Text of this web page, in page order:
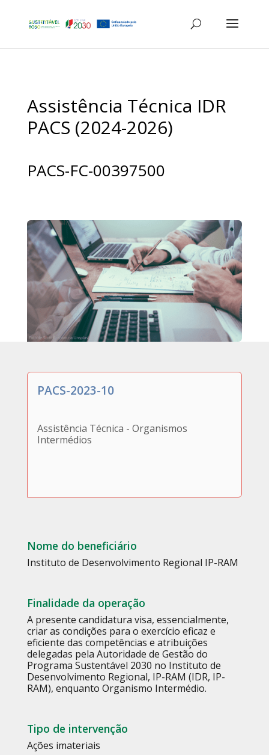
Assistência Técnica IDR
PACS (2024-2026)
PACS-FC-00397500
PACS-2023-10
Assistência Técnica - Organismos
Intermédios
Nome do beneficiário
Instituto de Desenvolvimento Regional IP-RAM
Finalidade da operação
A presente candidatura visa, essencialmente,
criar as condições para o exercício eficaz e
eficiente das competências e atribuições
delegadas pela Autoridade de Gestão do
Programa Sustentável 2030 no Instituto de
Desenvolvimento Regional, IP-RAM (IDR, IP-
RAM), enquanto Organismo Intermédio.
Tipo de intervenção
Ações imateriais